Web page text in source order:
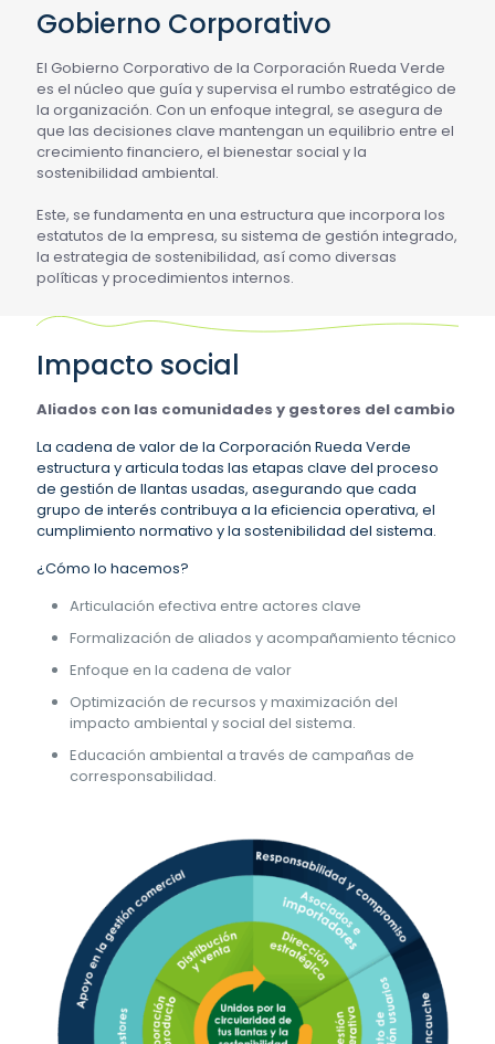
Gobierno Corporativo
El Gobierno Corporativo de la Corporación Rueda Verde
es el núcleo que guía y supervisa el rumbo estratégico de
la organización. Con un enfoque integral, se asegura de
que las decisiones clave mantengan un equilibrio entre el
crecimiento financiero, el bienestar social y la
sostenibilidad ambiental.
Este, se fundamenta en una estructura que incorpora los
estatutos de la empresa, su sistema de gestión integrado,
la estrategia de sostenibilidad, así como diversas
políticas y procedimientos internos.
Impacto social
Aliados con las comunidades y gestores del cambio
La cadena de valor de la Corporación Rueda Verde
estructura y articula todas las etapas clave del proceso
de gestión de llantas usadas, asegurando que cada
grupo de interés contribuya a la eficiencia operativa, el
cumplimiento normativo y la sostenibilidad del sistema.
¿Cómo lo hacemos?
Articulación efectiva entre actores clave
Formalización de aliados y acompañamiento técnico
Enfoque en la cadena de valor
Optimización de recursos y maximización del
impacto ambiental y social del sistema.
Educación ambiental a través de campañas de
corresponsabilidad.